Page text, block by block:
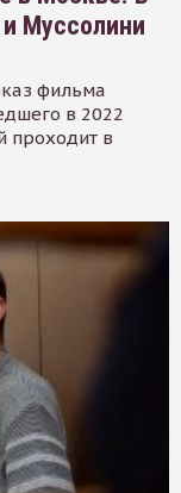
Муссолини
фильма
в 2022
проходит в